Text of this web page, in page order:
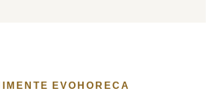
EVOHORECA